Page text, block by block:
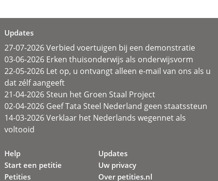
Updates
27-07-2026 Verbied voertuigen bij een demonstratie
03-06-2026 Erken thuisonderwijs als onderwijsvorm
22-05-2026 Let op, u ontvangt alleen e-mail van ons als u
dat zélf aangeeft
21-04-2026 Steun het Groen Staal Project
02-04-2026 Geef Tata Steel Nederland geen staatssteun
14-03-2026 Verklaar het Nederlands wegennet als
voltooid
Help
Start een petitie
Petities
Updates
Uw privacy
Over petities.nl